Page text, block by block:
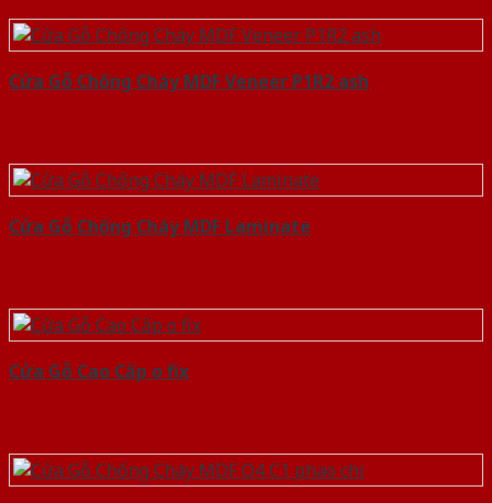
Cửa Gỗ Chống Cháy MDF Veneer P1R2 ash
Cửa Gỗ Chống Cháy MDF Laminate
Cửa Gỗ Cao Cấp o fix